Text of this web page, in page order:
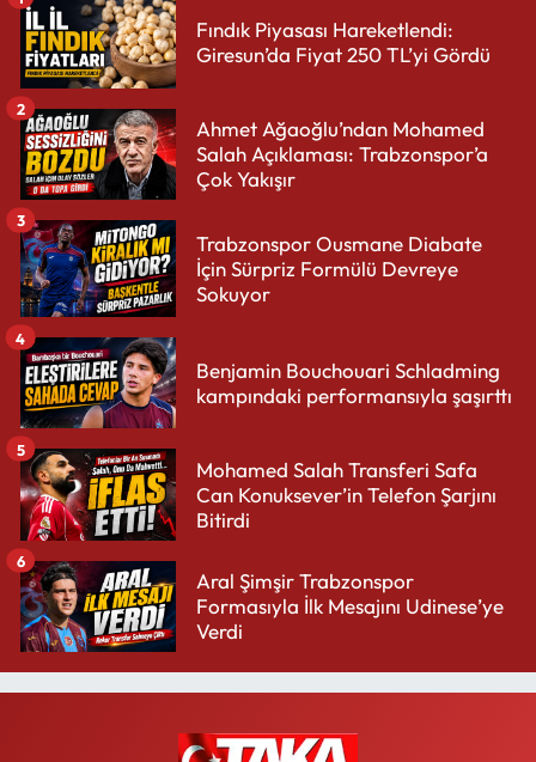
Fındık Piyasası Hareketlendi:
Giresun’da Fiyat 250 TL’yi Gördü
Ahmet Ağaoğlu’ndan Mohamed
Salah Açıklaması: Trabzonspor’a
Çok Yakışır
2
Trabzonspor Ousmane Diabate
İçin Sürpriz Formülü Devreye
Sokuyor
3
Benjamin Bouchouari Schladming
kampındaki performansıyla şaşırttı
4
Mohamed Salah Transferi Safa
Can Konuksever’in Telefon Şarjını
Bitirdi
5
Aral Şimşir Trabzonspor
Formasıyla İlk Mesajını Udinese’ye
Verdi
6